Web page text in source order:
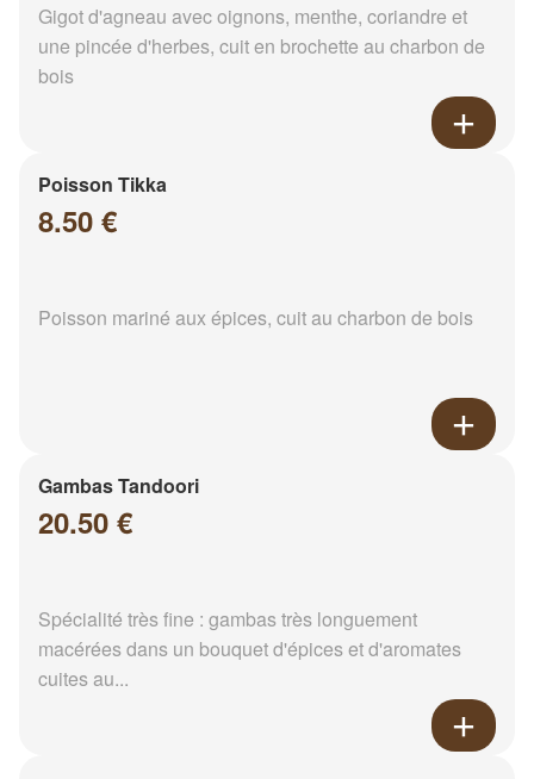
Gigot d'agneau avec oignons, menthe, coriandre et
une pincée d'herbes, cuit en brochette au charbon de
bois
Poisson Tikka
8.50 €
Poisson mariné aux épices, cuit au charbon de bois
Gambas Tandoori
20.50 €
Spécialité très fine : gambas très longuement
macérées dans un bouquet d'épices et d'aromates
cuites au...